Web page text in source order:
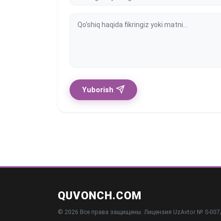
Yuborish
QUVONCH.COM
© 2026 Все права защищены. Лицензия UzAvtor № S-